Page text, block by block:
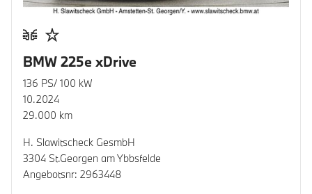
BMW 225e xDrive
136 PS/ 100 kW
10.2024
29.000 km
H. Slawitscheck GesmbH
3304 St.Georgen am Ybbsfelde
Angebotsnr: 2963448